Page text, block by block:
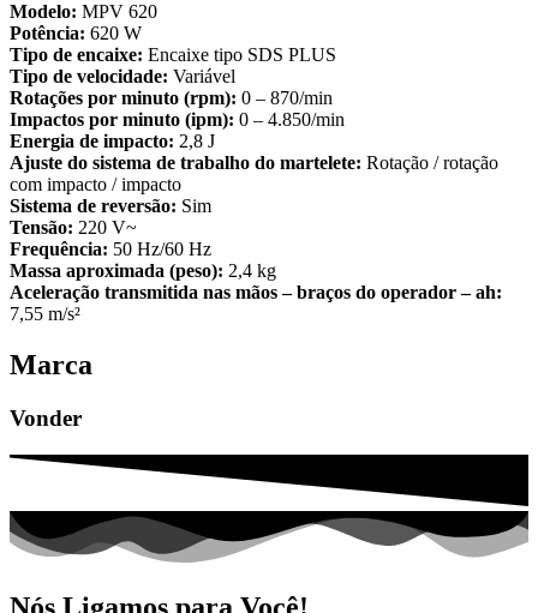
Modelo: MPV 620
Potência: 620 W
Tipo de encaixe: Encaixe tipo SDS PLUS
Tipo de velocidade: Variável
Rotações por minuto (rpm): 0 – 870/min
Impactos por minuto (ipm): 0 – 4.850/min
Energia de impacto: 2,8 J
Ajuste do sistema de trabalho do martelete: Rotação / rotação
com impacto / impacto
Sistema de reversão: Sim
Tensão: 220 V~
Frequência: 50 Hz/60 Hz
Massa aproximada (peso): 2,4 kg
Aceleração transmitida nas mãos – braços do operador – ah:
7,55 m/s²
Marca
Vonder